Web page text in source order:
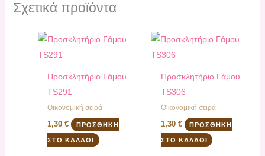
Σχετικά προϊόντα
Προσκλητήριο Γάμου
TS291
Οικονομική σειρά
1,30€ ΠΡΟΣΘΉΚΗ
ΣΤΟ ΚΑΛΆΘΙ
Προσκλητήριο Γάμου
TS306
Οικονομική σειρά
1,30 € ΠΡΟΣΘΉΚΗ
ΣΤΟ ΚΑΛΆΘΙ